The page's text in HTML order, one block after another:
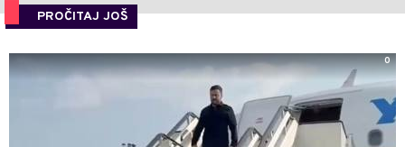
PROČITAJ JOŠ
0